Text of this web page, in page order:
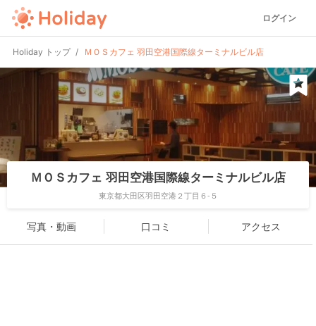
ログイン
Holiday トップ ＭＯＳカフェ 羽田空港国際線ターミナルビル店
ＭＯＳカフェ 羽田空港国際線ターミナルビル店
東京都大田区羽田空港２丁目６-５
写真・動画 口コミ アクセス